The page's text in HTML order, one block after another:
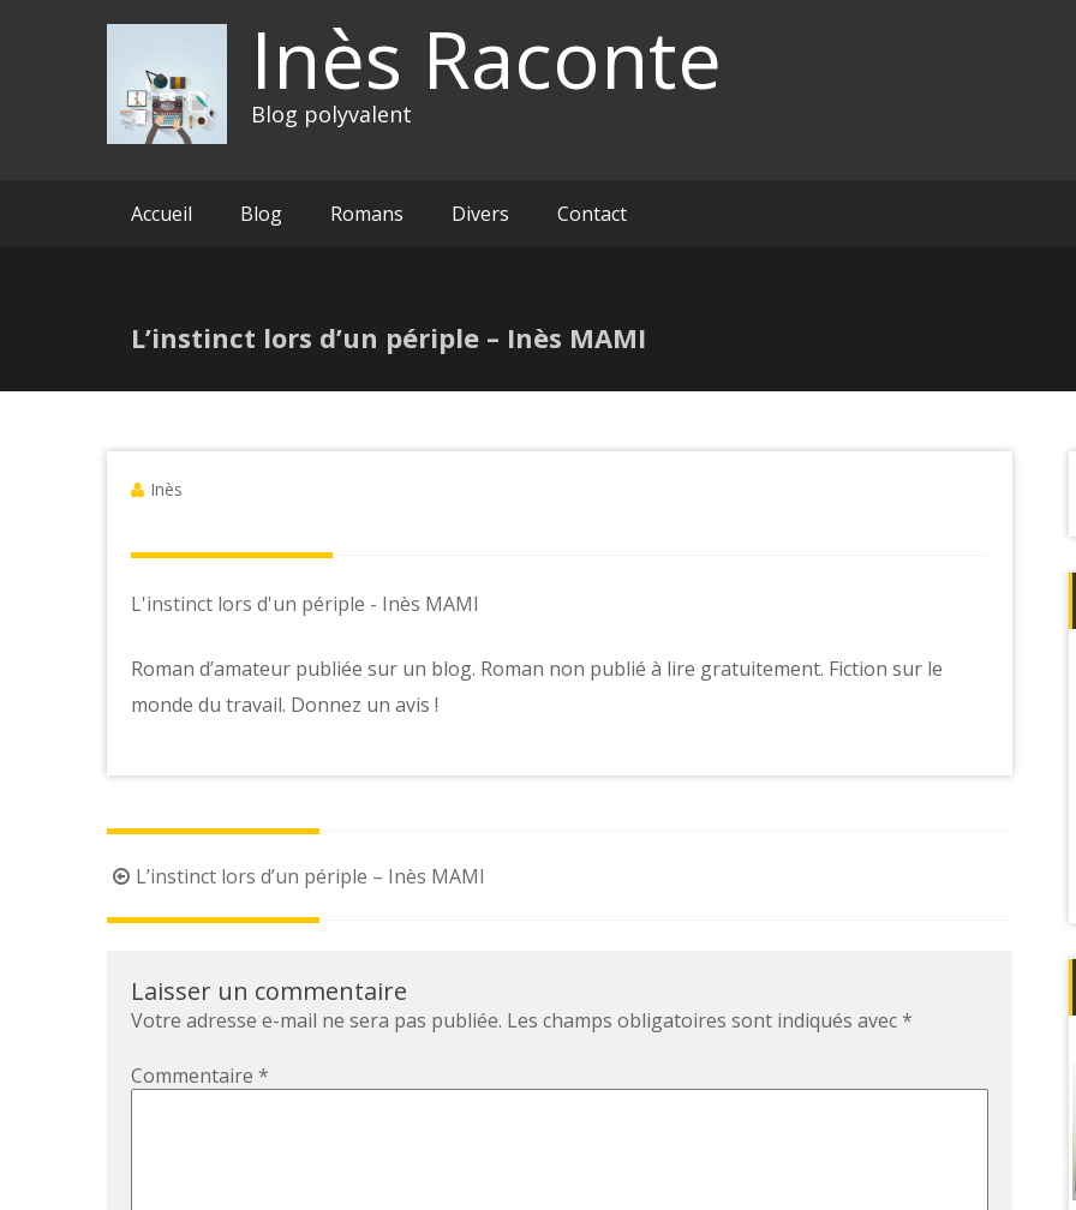
Inès Raconte
Blog polyvalent
Accueil Blog Romans Divers Contact
L’instinct lors d’un périple – Inès MAMI
Inès
L'instinct lors d'un périple - Inès MAMI
Roman d’amateur publiée sur un blog. Roman non publié à lire gratuitement. Fiction sur le
monde du travail. Donnez un avis !
L’instinct lors d’un périple – Inès MAMI
Laisser un commentaire
Votre adresse e-mail ne sera pas publiée. Les champs obligatoires sont indiqués avec*
Commentaire *